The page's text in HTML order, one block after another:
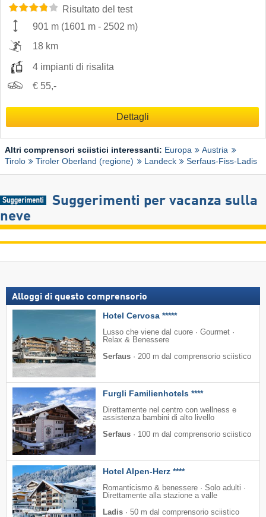
Risultato del test
901 m (1601 m - 2502 m)
18 km
4 impianti di risalita
€ 55,-
Dettagli
Altri comprensori sciistici interessanti: Europa
Austria
Tirolo
Tiroler Oberland (regione) Landeck Serfaus-Fiss-Ladis
Suggerimenti per vacanza sulla
neve
Alloggi di questo comprensorio
Hotel Cervosa *****
Lusso che viene dal cuore · Gourmet ·
Relax & Benessere
Serfaus · 200 m dal comprensorio sciistico
Furgli Familienhotels ****
Direttamente nel centro con wellness e
assistenza bambini di alto livello
Serfaus · 100 m dal comprensorio sciistico
Hotel Alpen-Herz ****
Romanticismo & benessere · Solo adulti ·
Direttamente alla stazione a valle
Ladis · 50 m dal comprensorio sciistico